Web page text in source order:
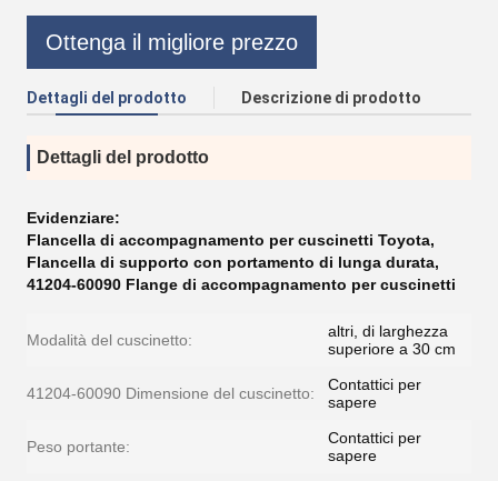
Ottenga il migliore prezzo
Dettagli del prodotto Descrizione di prodotto
Dettagli del prodotto
Evidenziare:
Flancella di accompagnamento per cuscinetti Toyota,
Flancella di supporto con portamento di lunga durata,
41204-60090 Flange di accompagnamento per cuscinetti
Modalità del cuscinetto:
altri, di larghezza
superiore a 30 cm
41204-60090 Dimensione del cuscinetto:
Contattici per
sapere
Peso portante:
Contattici per
sapere